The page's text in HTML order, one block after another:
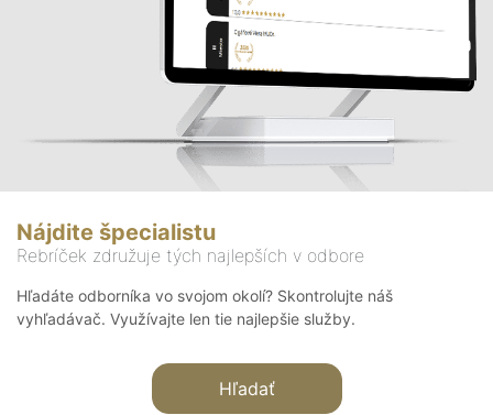
Nájdite špecialistu
Rebríček združuje tých najlepších v odbore
Hľadáte odborníka vo svojom okolí? Skontrolujte náš
vyhľadávač. Využívajte len tie najlepšie služby.
Hľadať